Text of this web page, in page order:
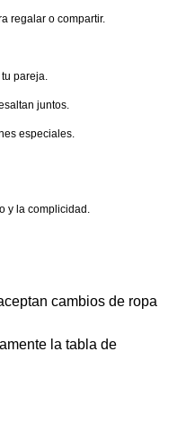
regalar o compartir.
pareja.
juntos.
especiales.
y la complicidad.
cambios de ropa
la tabla de